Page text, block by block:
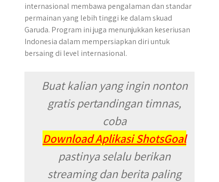
internasional membawa pengalaman dan standar
permainan yang lebih tinggi ke dalam skuad
Garuda. Program ini juga menunjukkan keseriusan
Indonesia dalam mempersiapkan diri untuk
bersaing di level internasional.
Buat kalian yang ingin nonton
gratis pertandingan timnas,
coba
Download Aplikasi ShotsGoal
pastinya selalu berikan
streaming dan berita paling